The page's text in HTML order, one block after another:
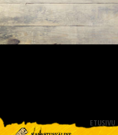
ETUSIVU